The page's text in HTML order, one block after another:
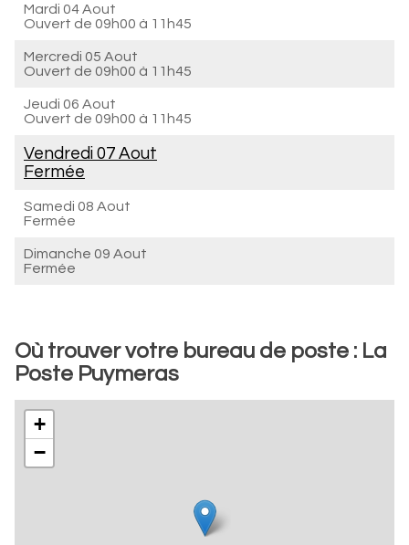
Mardi 04 Aout
Ouvert de 09h00 à 11h45
Mercredi 05 Aout
Ouvert de 09h00 à 11h45
Jeudi 06 Aout
Ouvert de 09h00 à 11h45
Vendredi 07 Aout
Fermée
Samedi 08 Aout
Fermée
Dimanche 09 Aout
Fermée
Où trouver votre bureau de poste : La
Poste Puymeras
+
−